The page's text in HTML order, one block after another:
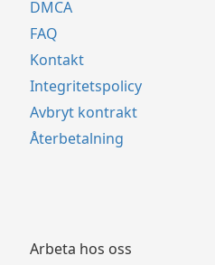
DMCA
FAQ
Kontakt
Integritetspolicy
Avbryt kontrakt
Återbetalning
Arbeta hos oss